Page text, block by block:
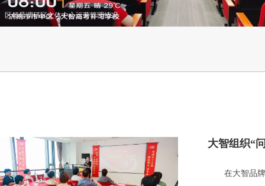
区领导调研区文体中心运营管理情况
大智组织“
在大智品牌